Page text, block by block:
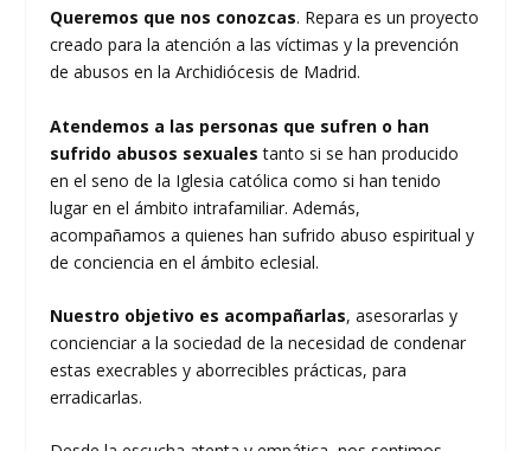
Queremos que nos conozcas. Repara es un proyecto
creado para la atención a las víctimas y la prevención
de abusos en la Archidiócesis de Madrid.
Atendemos a las personas que sufren o han
sufrido abusos sexuales tanto si se han producido
en el seno de la Iglesia católica como si han tenido
lugar en el ámbito intrafamiliar. Además,
acompañamos a quienes han sufrido abuso espiritual y
de conciencia en el ámbito eclesial.
Nuestro objetivo es acompañarlas, asesorarlas y
concienciar a la sociedad de la necesidad de condenar
estas execrables y aborrecibles prácticas, para
erradicarlas.